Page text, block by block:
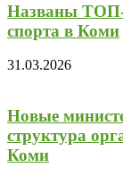
Названы ТОП-
спорта в Коми
31.03.2026
Новые
структура
Коми